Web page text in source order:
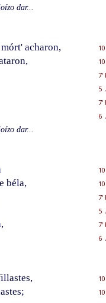
dar...
acharon,
7'
5
7'
6
dar...
béla,
7'
5
7'
6